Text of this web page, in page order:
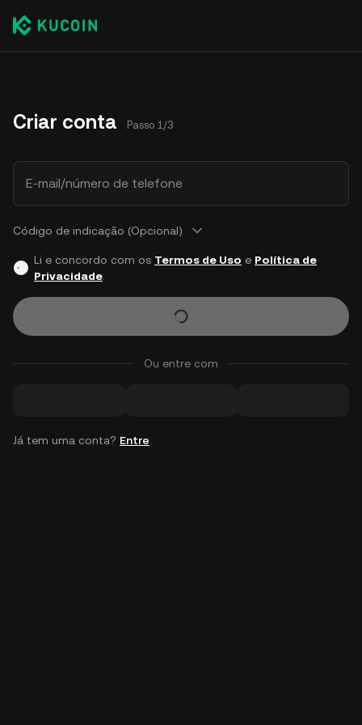
Criar conta Passo 1/3
E-mail/número de telefone
Código de indicação (Opcional)
Li e concordo com os Termos de Uso e Política de
Privacidade.
Ou entre com
Já tem uma conta? Entre